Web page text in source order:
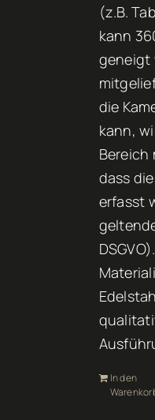
(z.B.
kann
geneigt
die
kann,
Bereich
dass
erfasst
In den